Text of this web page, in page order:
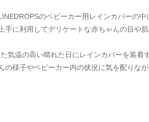
のベビーカー用レインカバーの
に利用してデリケートな赤ちゃんの目や肌
気温の高い晴れた日にレインカバーを装着
様子やベビーカー内の状況に気を配りな